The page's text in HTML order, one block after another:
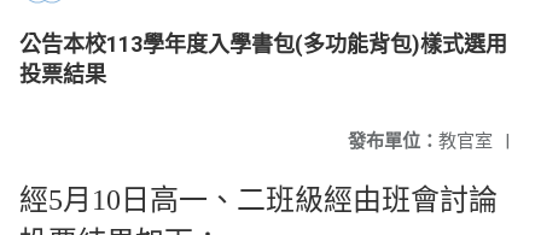
公告本校113學年度入學書包(多功能背包)樣式選用
投票結果
發布單位： 教官室 |
經5月10日高一、二班級經由班會討論